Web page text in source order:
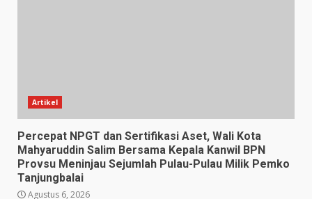
Artikel
Percepat NPGT dan Sertifikasi Aset, Wali Kota
Mahyaruddin Salim Bersama Kepala Kanwil BPN
Provsu Meninjau Sejumlah Pulau-Pulau Milik Pemko
Tanjungbalai
Agustus 6, 2026